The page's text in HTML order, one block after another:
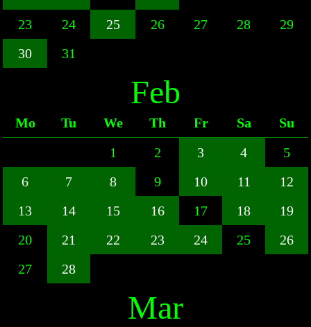
23
24 25 26 27 28
29
30
31
Feb
Mo Tu We Th Fr Sa
Su
1
2 3 4
5
6
7 8 9 10 11
12
13
14 15 16 17 18
19
20
21 22 23 24 25
26
27
28
Mar